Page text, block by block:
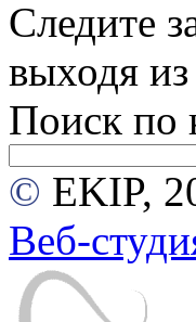
Следите
выходя из
Поиск по
© EKIP,
Веб-